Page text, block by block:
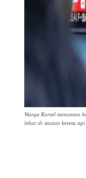
Warga Korsel menonton
lebar di stasiun kereta